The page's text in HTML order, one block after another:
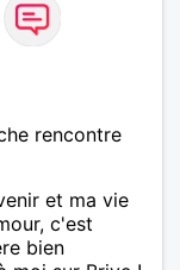
rencontre
et ma vie
c'est
bien